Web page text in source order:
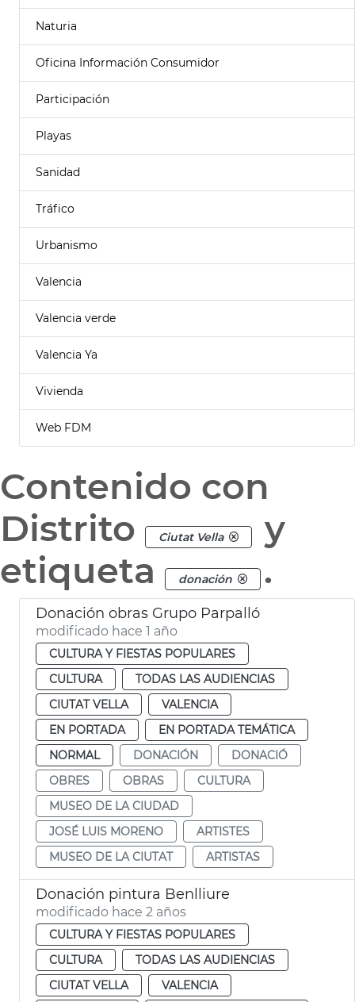
Naturia
Oficina Información Consumidor
Participación
Playas
Sanidad
Tráfico
Urbanismo
Valencia
Valencia verde
Valencia Ya
Vivienda
Web FDM
Contenido con
Distrito
Ciutat Vella
y
etiqueta
donación .
Donación obras Grupo Parpalló
modificado hace 1 año
CULTURA Y FIESTAS POPULARES
CULTURA
TODAS LAS AUDIENCIAS
CIUTAT VELLA
VALENCIA
EN PORTADA
EN PORTADA TEMÁTICA
NORMAL
DONACIÓN
DONACIÓ
OBRES
OBRAS
CULTURA
MUSEO DE LA CIUDAD
JOSÉ LUIS MORENO
ARTISTES
MUSEO DE LA CIUTAT
ARTISTAS
Donación pintura Benlliure
modificado hace 2 años
CULTURA Y FIESTAS POPULARES
CULTURA
TODAS LAS AUDIENCIAS
CIUTAT VELLA
VALENCIA